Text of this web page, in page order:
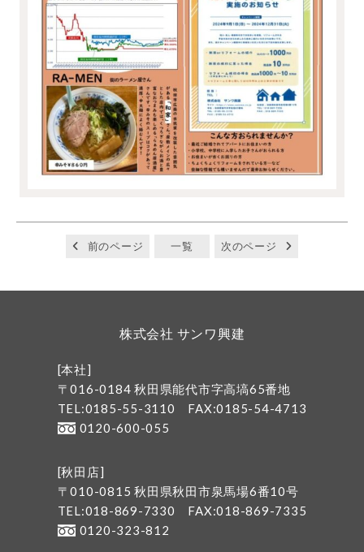
前のページ 一覧 次のページ
株式会社 サンワ興建
[本社]
〒016-0184 秋田県能代市字高塙65番地
TEL:0185-55-3110
FAX:0185-54-4713
0120-600-055
[秋田店]
〒010-0815 秋田県秋田市泉馬場6番10号
TEL:018-869-7330
FAX:018-869-7335
0120-323-812